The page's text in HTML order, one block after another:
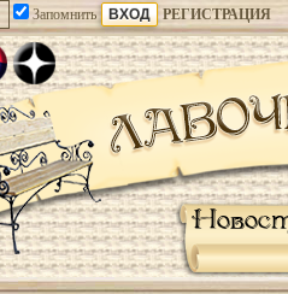
Запомнить РЕГИСТРАЦИЯ